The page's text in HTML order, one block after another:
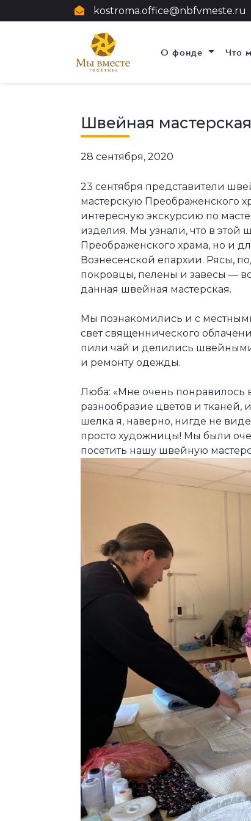
kostroma.office@nbfvmeste.ru
О фонде Что
Швейная
28 сентября, 2020
23 сентября представители
мастерскую Преображенского
интересную экскурсию по
изделия. Мы узнали, что в этой
Преображенского храма, но и
Вознесенской епархии. Рясы,
покровцы, пелены и завесы —
данная швейная мастерская.
Мы познакомились и с
свет священнического
пили чай и делились
и ремонту одежды.
Люба: «Мне очень понравилось
разнообразие цветов и
шелка я, наверно, нигде не
просто художницы! Мы были
посетить нашу швейную